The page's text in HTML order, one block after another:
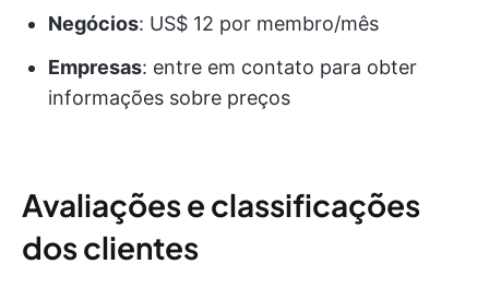
Negócios: US$ 12 por membro/mês
Empresas: entre em contato para obter
informações sobre preços
Avaliações e classificações
dos clientes